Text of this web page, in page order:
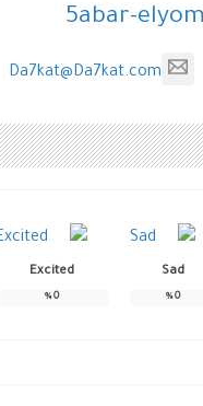
5abar-elyom
Da7kat@Da7kat.com
Sad
0
%
Excited
0
%